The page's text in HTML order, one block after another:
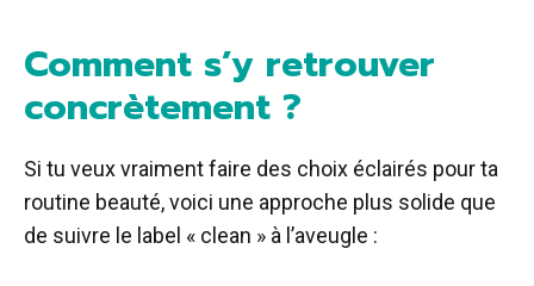
Comment s’y retrouver
concrètement ?
Si tu veux vraiment faire des choix éclairés pour ta
routine beauté, voici une approche plus solide que
de suivre le label « clean » à l’aveugle :